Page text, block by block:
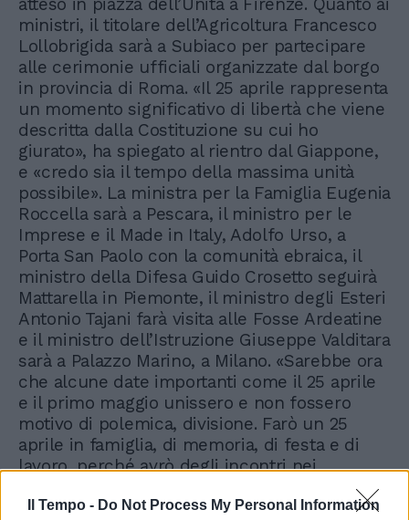
Il Tempo - Do Not Process My Personal Information
ministri, il titolare dell’Agricoltura Francesco
Lollobrigida sarà a Subiaco per partecipare
alle cerimonie ufficiali organizzate dal borgo
in provincia di Roma. «Il 25 aprile rappresenta
un momento significativo di libertà che viene
descritta dalla Costituzione su cui ho
giurato», ha spiegato al rientro dal Giappone,
e «credo sia il tempo della massima unità
possibile». La ministra per la Famiglia Eugenia
Roccella sarà a Pescara, il ministro per le
Imprese e il Made in Italy, Adolfo Urso, a
Porta San Paolo con la comunità ebraica, il
ministro della Difesa Guido Crosetto seguirà
Mattarella in Piemonte, il ministro degli Esteri
Antonio Tajani farà visita alle Fosse Ardeatine
e il ministro dell’Istruzione Giuseppe Valditara
sarà a Palazzo Marino, a Milano. «Sarebbe ora
che alcune date importanti come il 25 aprile
e il primo maggio unissero e non fossero
motivo di polemica, divisione. Farò un 25
aprile in famiglia, di memoria, di festa e di
lavoro, perché avrò degli incontri nei
territori», annuncia il vicepremier e leader
della Lega Matteo Salvini, atteso in alcuni